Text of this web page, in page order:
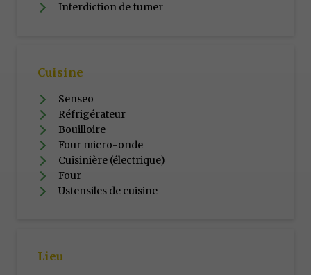
Interdiction de fumer
Cuisine
Senseo
Réfrigérateur
Bouilloire
Four micro-onde
Cuisinière (électrique)
Four
Ustensiles de cuisine
Lieu